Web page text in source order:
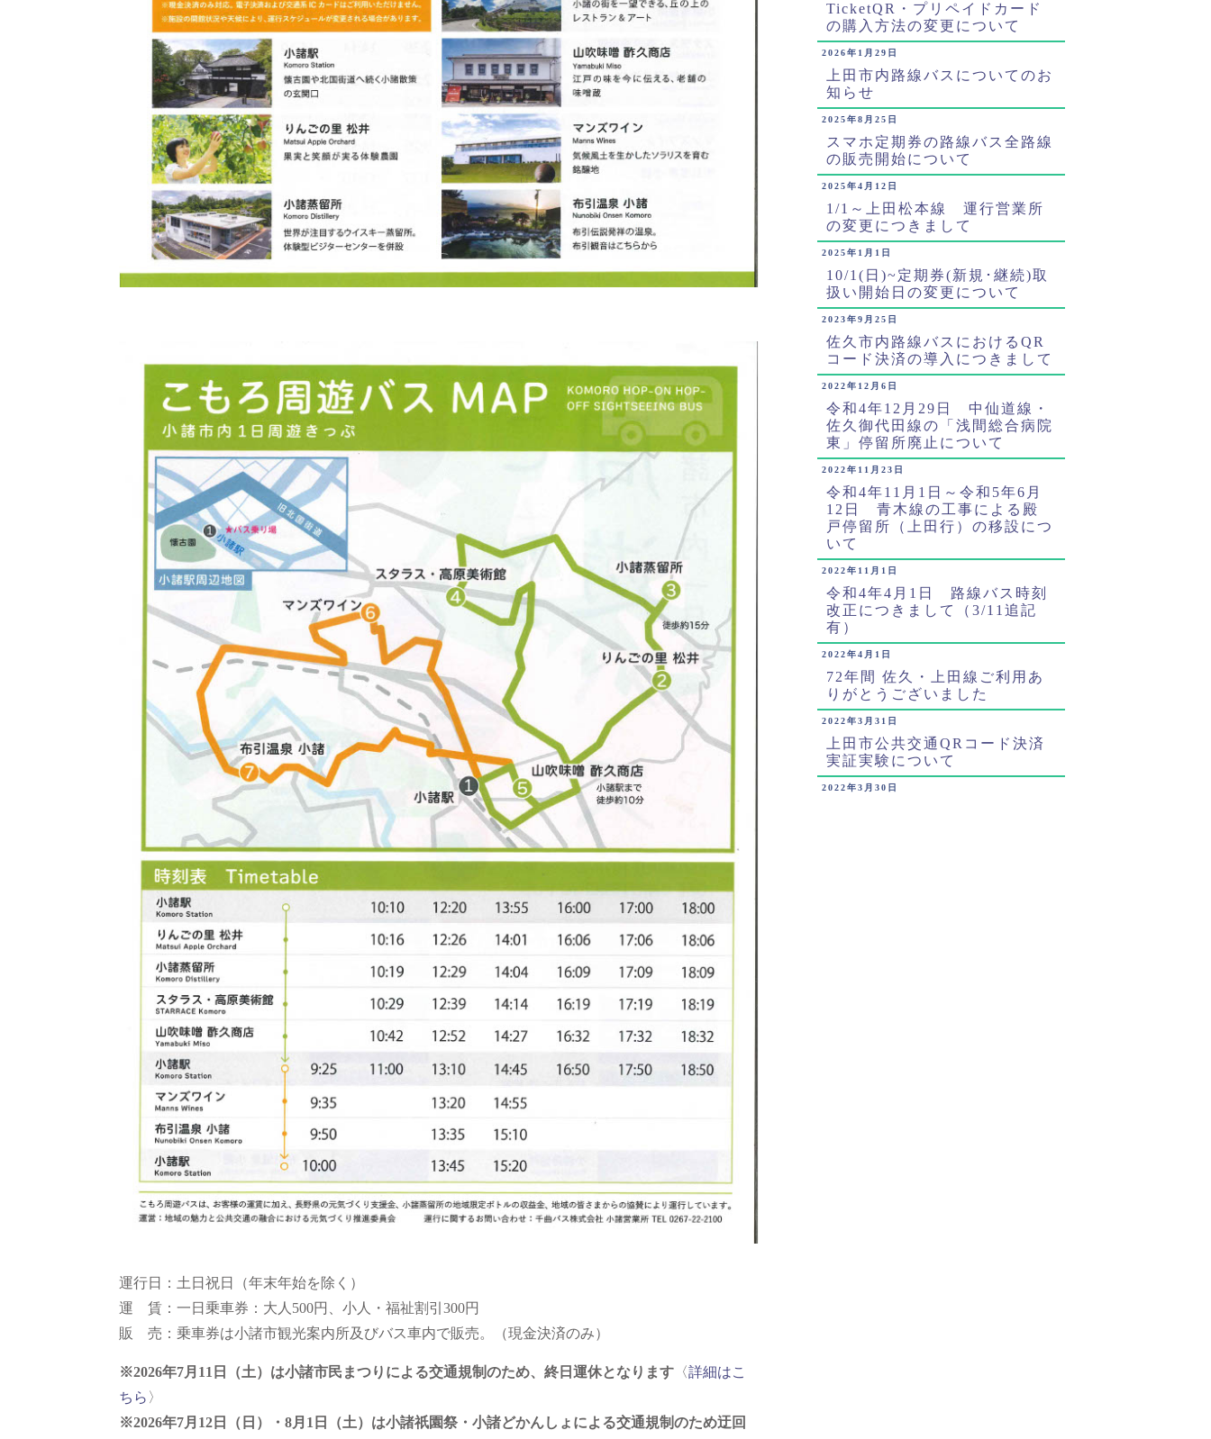
運行日：土日祝日（年末年始を除く）
運 賃：一日乗車券：大人500円、小人・福祉割引300円
販 売：乗車券は小諸市観光案内所及びバス車内で販売。（現金決済のみ）
※2026年7月11日（土）は小諸市民まつりによる交通規制のため、終日運休となります 〈詳細はこ
ちら 〉
※2026年7月12日（日）・8月1日（土）は小諸祇園祭・小諸どかんしょによる交通規制のため迂回
TicketQR・プリペイドカード
の購入方法の変更について
2026年1月29日
上田市内路線バスについてのお
知らせ
2025年8月25日
スマホ定期券の路線バス全路線
の販売開始について
2025年4月12日
1/1～上田松本線 運行営業所
の変更につきまして
2025年1月1日
10/1(日)~定期券(新規･継続)取
扱い開始日の変更について
2023年9月25日
佐久市内路線バスにおけるQR
コード決済の導入につきまして
2022年12月6日
令和4年12月29日 中仙道線・
佐久御代田線の「浅間総合病院
東」停留所廃止について
2022年11月23日
令和4年11月1日～令和5年6月
12日 青木線の工事による殿
戸停留所（上田行）の移設につ
いて
2022年11月1日
令和4年4月1日 路線バス時刻
改正につきまして（3/11追記
有）
2022年4月1日
72年間 佐久・上田線ご利用あ
りがとうございました
2022年3月31日
上田市公共交通QRコード決済
実証実験について
2022年3月30日